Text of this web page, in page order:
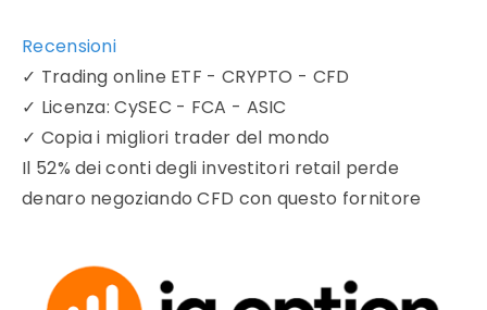
Recensioni
✓ Trading online ETF - CRYPTO - CFD
✓ Licenza: CySEC - FCA - ASIC
✓ Copia i migliori trader del mondo
Il 52% dei conti degli investitori retail perde
denaro negoziando CFD con questo fornitore